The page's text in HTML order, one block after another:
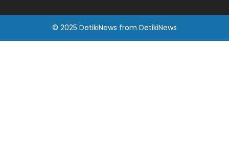
© 2025 DetikiNews from DetikiNews